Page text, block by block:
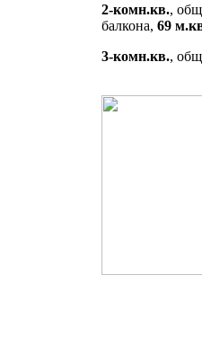
2-комн.кв.,
балкона, 69
3-комн.кв.,